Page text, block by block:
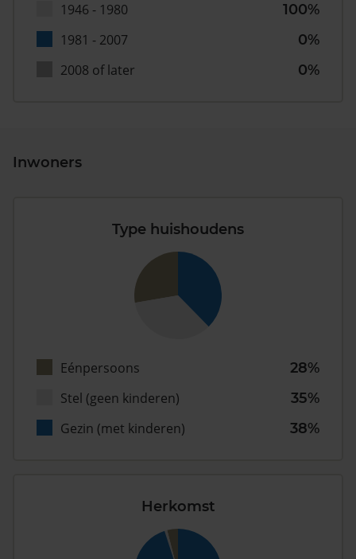
1946 - 1980
100%
1981 - 2007
0%
2008 of later
0%
Inwoners
Type huishoudens
Eénpersoons
28%
Stel (geen kinderen)
35%
Gezin (met kinderen)
38%
Herkomst